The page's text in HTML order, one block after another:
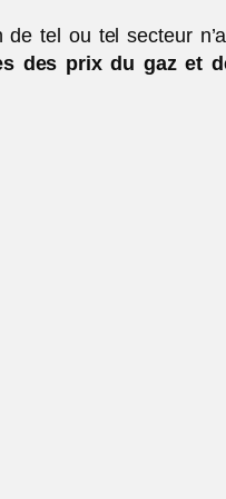
tel ou tel secteur
des prix du gaz et